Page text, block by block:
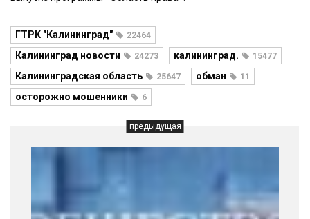
ГТРК "Калининград" 22464
Калининград новости 24273 калининград. 15477
Калининградская область 25647 обман 11
осторожно мошенники 6
предыдущая